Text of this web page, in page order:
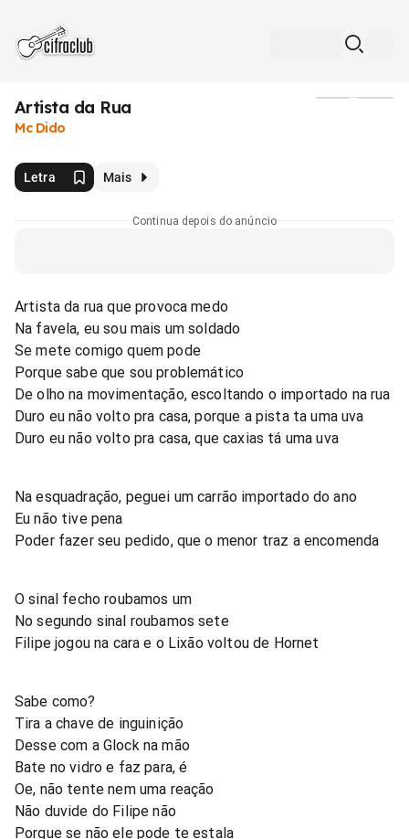
Artista da Rua
Mc Dido
Letra Mais
Continua depois do anúncio
Artista da rua que provoca medo
Na favela, eu sou mais um soldado
Se mete comigo quem pode
Porque sabe que sou problemático
De olho na movimentação, escoltando o importado na rua
Duro eu não volto pra casa, porque a pista ta uma uva
Duro eu não volto pra casa, que caxias tá uma uva
Na esquadração, peguei um carrão importado do ano
Eu não tive pena
Poder fazer seu pedido, que o menor traz a encomenda
O sinal fecho roubamos um
No segundo sinal roubamos sete
Filipe jogou na cara e o Lixão voltou de Hornet
Sabe como?
Tira a chave de inguinição
Desse com a Glock na mão
Bate no vidro e faz para, é
Oe, não tente nem uma reação
Não duvide do Filipe não
Porque se não ele pode te estala